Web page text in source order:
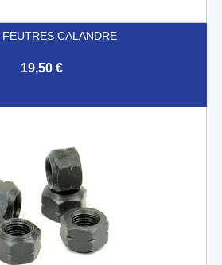
CALANDRE
19,50 €